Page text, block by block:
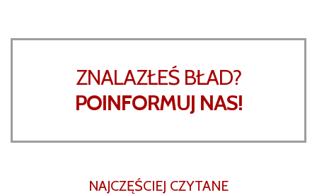
ZNALAZŁEŚ BŁAD?
POINFORMUJ NAS!
NAJCZĘŚCIEJ CZYTANE